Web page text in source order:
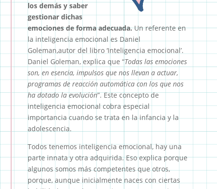
los demás y saber
gestionar dichas
emociones de forma adecuada.Un referente en
la inteligencia emocional es Daniel
Goleman,autor del libro ‘Inteligencia emocional’.
Daniel Goleman, explica que “Todas las emociones
son, en esencia, impulsos que nos llevan a actuar,
programas de reacción automática con los que nos
ha dotado la evolución”. Este concepto de
inteligencia emocional cobra especial
importancia cuando se trata en la infancia y la
adolescencia.
Todos tenemos inteligencia emocional, hay una
parte innata y otra adquirida. Eso explica porque
algunos somos más competentes que otros,
porque, aunque inicialmente naces con ciertas